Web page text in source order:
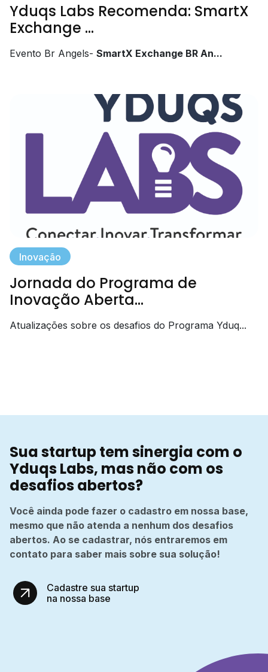
Yduqs Labs Recomenda: SmartX
Exchange ...
Evento Br Angels- SmartX Exchange BR An...
Inovação
Jornada do Programa de
Inovação Aberta...
Atualizações sobre os desafios do Programa Yduq...
Sua startup tem sinergia com o
Yduqs Labs, mas não com os
desafios abertos?
Você ainda pode fazer o cadastro em nossa base,
mesmo que não atenda a nenhum dos desafios
abertos. Ao se cadastrar, nós entraremos em
contato para saber mais sobre sua solução!
Cadastre sua startup
na nossa base